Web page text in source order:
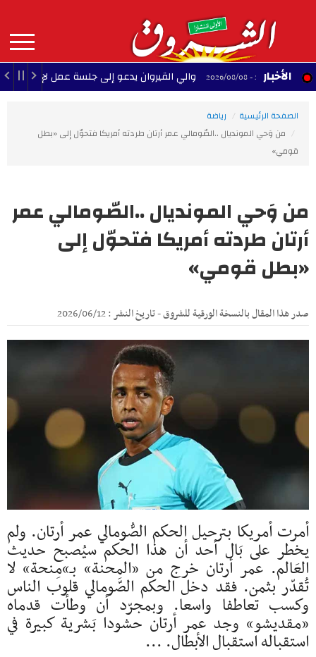
contenu
principal
MAIN
NAVIGATION الأخبار22:35 - 2026/08/08 والي القيروان يدعو إلى جلسة عمل لإنقاذ الشبيبة
الصفحة الرئيسية
رياضة
من وَحي المونديال ..الصّومالي عمر أرتان طردته أمريكا فتحوّل إلى «بطل
قومي»
من وَحي المونديال ..الصّومالي عمر
أرتان طردته أمريكا فتحوّل إلى
«بطل قومي»
صدر هذا المقال بالنسخة الورقية للشروق - تاريخ النشر : 2026/06/12
أمرت أمريكا بترحيل الحكم الصُّومالي عمر أرتان. ولم
يخطر على بَال أحد أن هذا الحكم سيُصبح حديث
العَالم. عمر أرتان خرج من «المِحنة» بـ»مِنحة» لا
تُقدّر بثمن. فقد دخل الحكم الصّومالي قلوب الناس
وكسب تعاطفا واسعا. وبمجرّد أن وطأت قدماه
«مقديشو» وجد عمر أرتان حشودا بَشرية كبيرة في
استقباله استقبال الأبطال. ...